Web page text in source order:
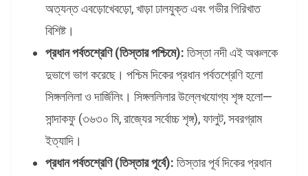
অত্যন্ত এবড়োখেবড়ো, খাড়া ঢালযুক্ত এবং গভীর গিরিখাত
বিশিষ্ট।
প্রধান পর্বতশ্রেণি (তিস্তার পশ্চিমে): তিস্তা নদী এই অঞ্চলকে
দুভাগে ভাগ করেছে। পশ্চিম দিকের প্রধান পর্বতশ্রেণি হলো
সিঙ্গললিলা ও দার্জিলিং। সিঙ্গললিলার উল্লেখযোগ্য শৃঙ্গ হলো—
সান্দাকফু (৩৬৩০ মি, রাজ্যের সর্বোচ্চ শৃঙ্গ), ফালুট, সবরগ্রাম
ইত্যাদি।
প্রধান পর্বতশ্রেণি (তিস্তার পূর্বে): তিস্তার পূর্ব দিকের প্রধান